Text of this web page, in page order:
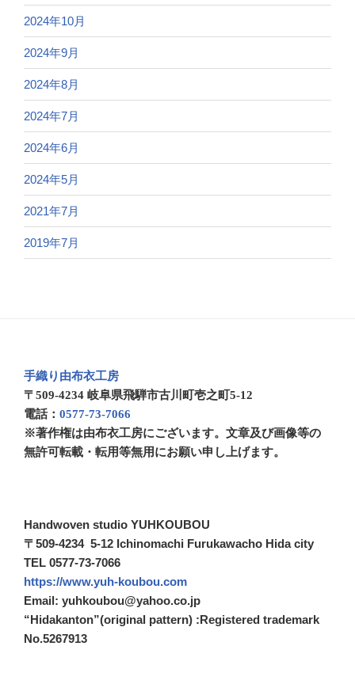
2024年10月
2024年9月
2024年8月
2024年7月
2024年6月
2024年5月
2021年7月
2019年7月
手織り由布衣工房
〒509-4234 岐阜県飛騨市古川町壱之町5-12
電話： 0577-73-7066
※著作権は由布衣工房にございます。文章及び画像等の
無許可転載・転用等無用にお願い申し上げます。
Handwoven studio YUHKOUBOU
〒509-4234 5-12 Ichinomachi Furukawacho Hida city
TEL 0577-73-7066
https://www.yuh-koubou.com
Email: yuhkoubou@yahoo.co.jp
“Hidakanton”(original pattern) :Registered trademark
No.5267913